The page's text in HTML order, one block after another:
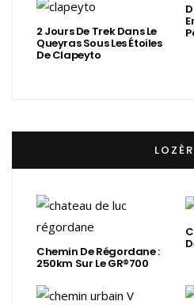
2 Jours De Trek Dans Le
Queyras Sous Les Étoiles
De Clapeyto
Chemin De Régordane :
250km Sur Le GR®700